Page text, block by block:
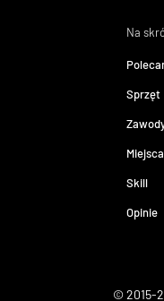
Na
Sprzęt
Miejsca
Skill
Opinie
© 2015-